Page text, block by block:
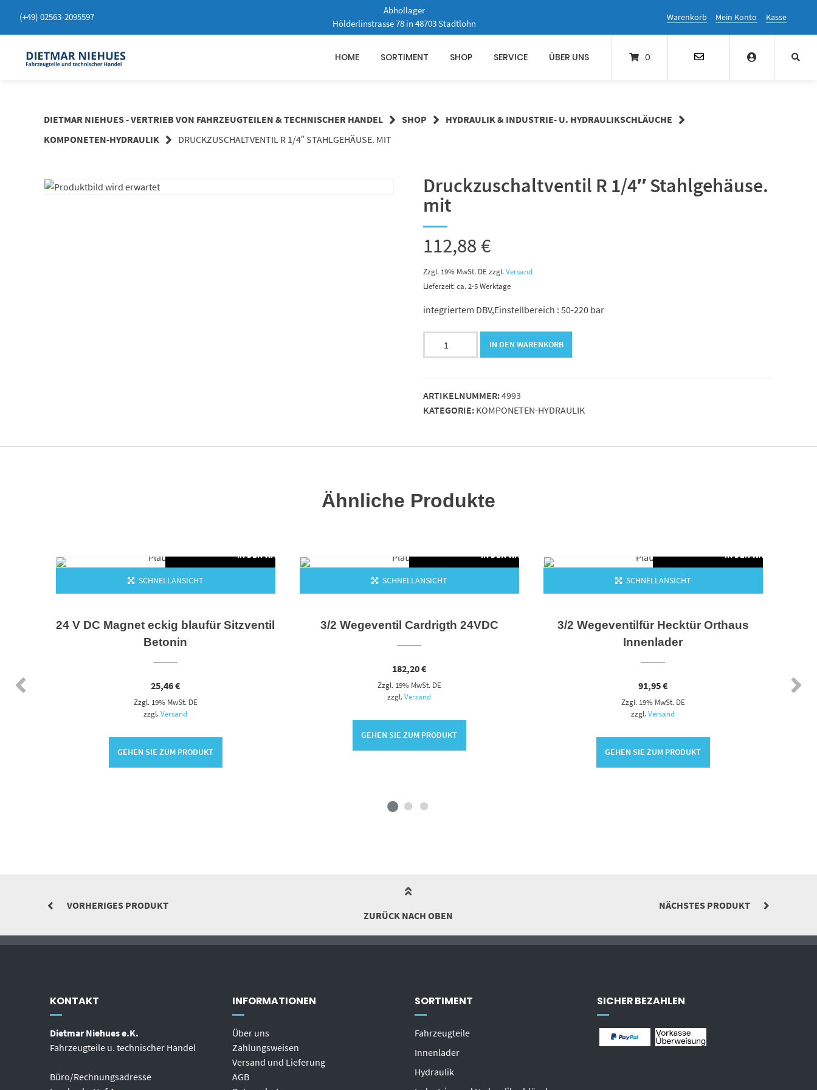
zum
(+49) 02563-2095597
Abhollager
Hölderlinstrasse 78 in 48703 Stadtlohn
Warenkorb Mein Konto Kasse
HOME SORTIMENT SHOP SERVICE ÜBER UNS 0
DIETMAR NIEHUES - VERTRIEB VON FAHRZEUGTEILEN & TECHNISCHER HANDEL SHOP
HYDRAULIK & INDUSTRIE- U. HYDRAULIKSCHLÄUCHE
KOMPONETEN-HYDRAULIK
DRUCKZUSCHALTVENTIL R 1/4″ STAHLGEHÄUSE. MIT
Druckzuschaltventil R 1/4″ Stahlgehäuse.
mit
112,88€
Zzgl. 19% MwSt. DE zzgl.Versand
Lieferzeit: ca. 2-5 Werktage
integriertem DBV,Einstellbereich : 50-220 bar
Stahlgehäuse.
mit
Menge
IN DEN WARENKORB
ARTIKELNUMMER:4993
KATEGORIE: KOMPONETEN-HYDRAULIK
Ähnliche Produkte
IN DEN WARENKORB
SCHNELLANSICHT
24 V DC Magnet eckig blaufür Sitzventil
Betonin
25,46€
Zzgl. 19% MwSt. DE
zzgl.Versand
GEHEN SIE ZUM PRODUKT
IN DEN WARENKORB
SCHNELLANSICHT
3/2 Wegeventil Cardrigth 24VDC
182,20€
Zzgl. 19% MwSt. DE
zzgl.Versand
GEHEN SIE ZUM PRODUKT
IN DEN WARENKORB
SCHNELLANSICHT
3/2 Wegeventilfür Hecktür Orthaus
Innenlader
91,95€
Zzgl. 19% MwSt. DE
zzgl.Versand
GEHEN SIE ZUM PRODUKT
VORHERIGES PRODUKT
NÄCHSTES PRODUKT
ZURÜCK NACH OBEN
KONTAKT
Dietmar Niehues e.K.
Fahrzeugteile u. technischer Handel
Büro/Rechnungsadresse
INFORMATIONEN
Über uns
Zahlungsweisen
Versand und Lieferung
AGB
SORTIMENT
Fahrzeugteile
Innenlader
Hydraulik
SICHER BEZAHLEN